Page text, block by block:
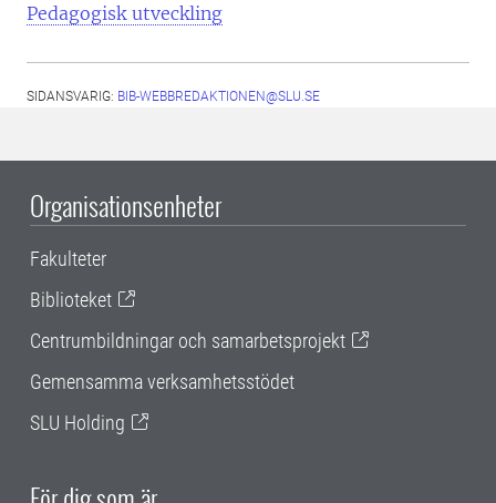
Pedagogisk utveckling
SIDANSVARIG: BIB-WEBBREDAKTIONEN@SLU.SE
Organisationsenheter
Fakulteter
Biblioteket
Centrumbildningar och samarbetsprojekt
Gemensamma verksamhetsstödet
SLU Holding